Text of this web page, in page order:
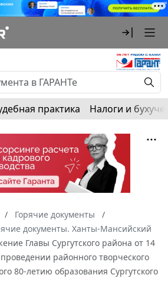
практика Налоги и
Горячие документы
документы. Ханты-Мансийский
Главы Сургутского района от 14
районного творческого
80-летию образования Сургутского